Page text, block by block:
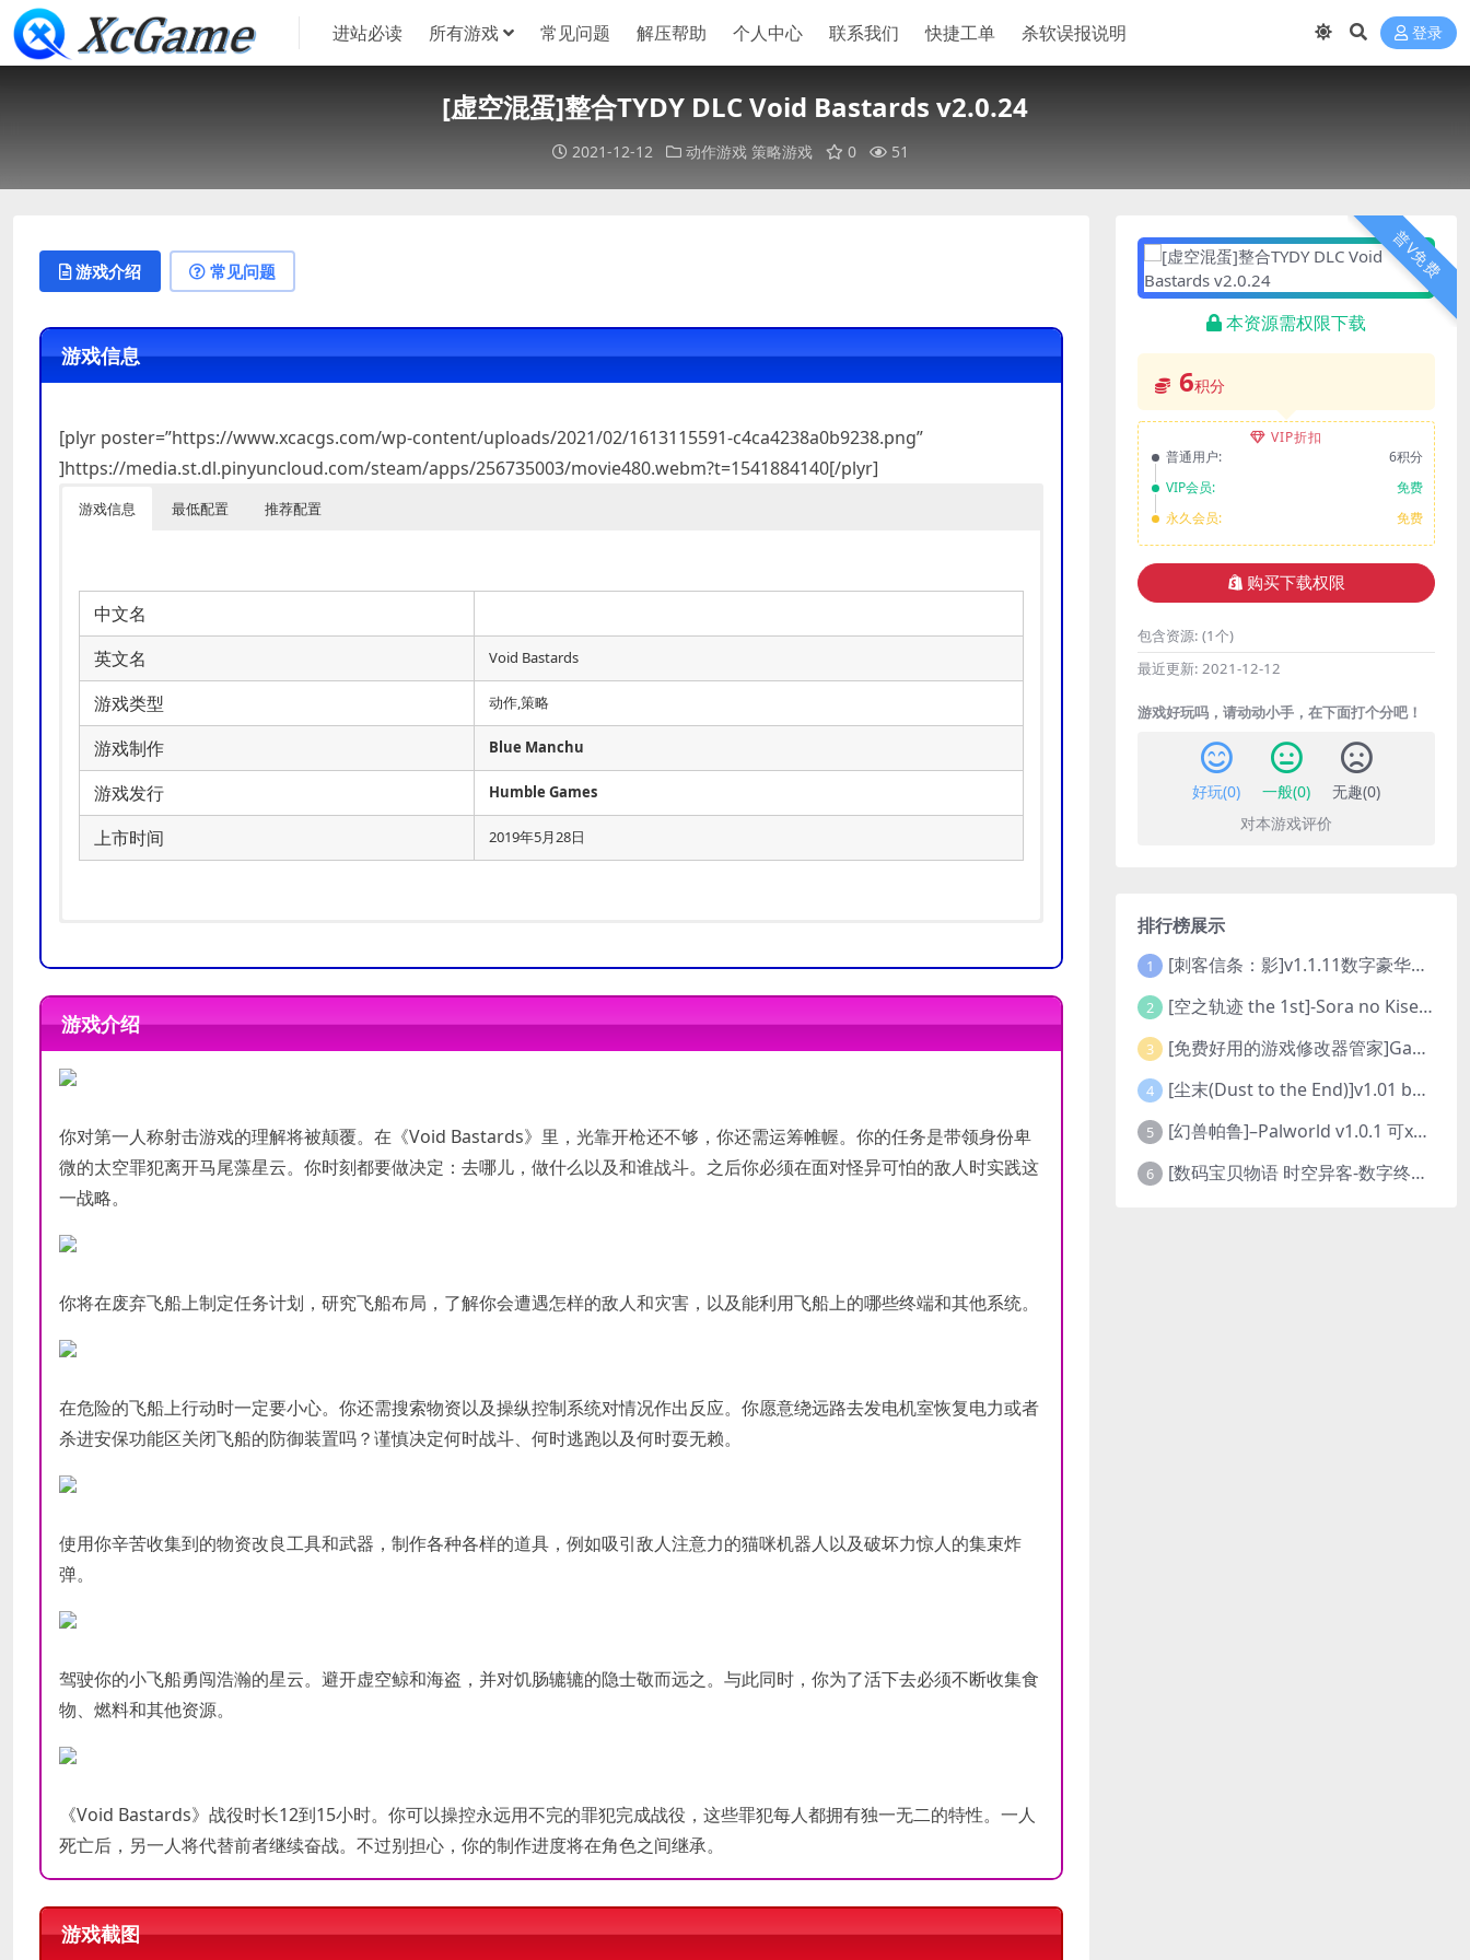
进站必读 所有游戏 常见问题 解压帮助 个人中心 联系我们 快捷工单 杀软误报说明 登录
[虚空混蛋]整合TYDY DLC Void Bastards v2.0.24
2021-12-12 动作游戏 策略游戏 0 51
游戏介绍 常见问题
游戏信息
[plyr poster=”https://www.xcacgs.com/wp-content/uploads/2021/02/1613115591-c4ca4238a0b9238.png”
]https://media.st.dl.pinyuncloud.com/steam/apps/256735003/movie480.webm?t=1541884140[/plyr]
游戏信息 最低配置 推荐配置
中文名
英文名
Void Bastards
游戏类型 动作,策略
游戏制作 Blue Manchu
游戏发行 Humble Games
上市时间 2019年5月28日
处理器
Quad Core, 1.8GHz
DirectX 版本
存储空间 需要 6 GB 可用空间
处理器
Intel i7-2600K, AMD FX-8350
DirectX 版本
存储空间 需要 6 GB 可用空间
游戏介绍
你对第一人称射击游戏的理解将被颠覆。在《Void Bastards》里，光靠开枪还不够，你还需运筹帷幄。你的任务是带领身份卑
微的太空罪犯离开马尾藻星云。你时刻都要做决定：去哪儿，做什么以及和谁战斗。之后你必须在面对怪异可怕的敌人时实践这
一战略。
你将在废弃飞船上制定任务计划，研究飞船布局，了解你会遭遇怎样的敌人和灾害，以及能利用飞船上的哪些终端和其他系统。
在危险的飞船上行动时一定要小心。你还需搜索物资以及操纵控制系统对情况作出反应。你愿意绕远路去发电机室恢复电力或者
杀进安保功能区关闭飞船的防御装置吗？谨慎决定何时战斗、何时逃跑以及何时耍无赖。
使用你辛苦收集到的物资改良工具和武器，制作各种各样的道具，例如吸引敌人注意力的猫咪机器人以及破坏力惊人的集束炸
弹。
驾驶你的小飞船勇闯浩瀚的星云。避开虚空鲸和海盗，并对饥肠辘辘的隐士敬而远之。与此同时，你为了活下去必须不断收集食
物、燃料和其他资源。
《Void Bastards》战役时长12到15小时。你可以操控永远用不完的罪犯完成战役，这些罪犯每人都拥有独一无二的特性。一人
死亡后，另一人将代替前者继续奋战。不过别担心，你的制作进度将在角色之间继承。
游戏截图
普V免费
本资源需权限下载
6积分
VIP折扣
普通用户:
6积分
VIP会员:
免费
永久会员:
免费
购买下载权限
包含资源: (1个)
最近更新: 2021-12-12
游戏好玩吗，请动动小手，在下面打个分吧！
好玩(0) 一般(0) 无趣(0)
对本游戏评价
排行榜展示
1 [刺客信条：影]v1.1.11数字豪华版全DLC
2 [空之轨迹 the 1st]-Sora no Kiseki the 1st-更新至v1.06.4-全DLC
3 [免费好用的游戏修改器管家]Game Cheats Manager
4 [尘末(Dust to the End)]v1.01 build9321107
5 [幻兽帕鲁]–Palworld v1.0.1 可xbox联机
6 [数码宝贝物语 时空异客-数字终极版]- Digimon Story Time Stranger-Build.23514637